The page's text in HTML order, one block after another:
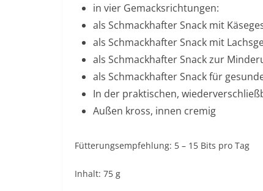
in vier Gemacksrichtungen:
als Schmackhafter Snack mit
als Schmackhafter Snack mit
als Schmackhafter Snack zur
als Schmackhafter Snack für
In der praktischen,
Außen kross, innen cremig
Fütterungsempfehlung: 5 – 15 Bits pro Tag
Inhalt: 75 g